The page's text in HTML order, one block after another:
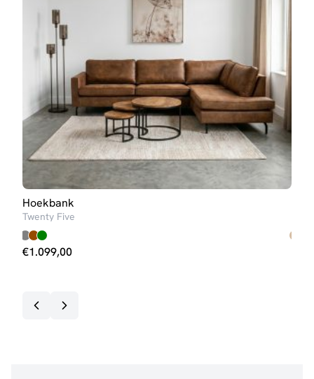
zorgeloos gebruik.
Hoekbank
Twenty Five
€1.099,00